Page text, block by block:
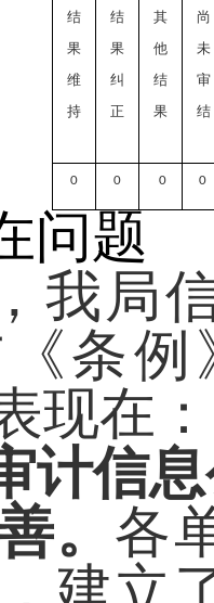
结
果
维
持
结
果
纠
正
其
他
结
果
尚
未
审
结
0 0 0 0
问题
我局
条
现在：
计信
。 各
建立